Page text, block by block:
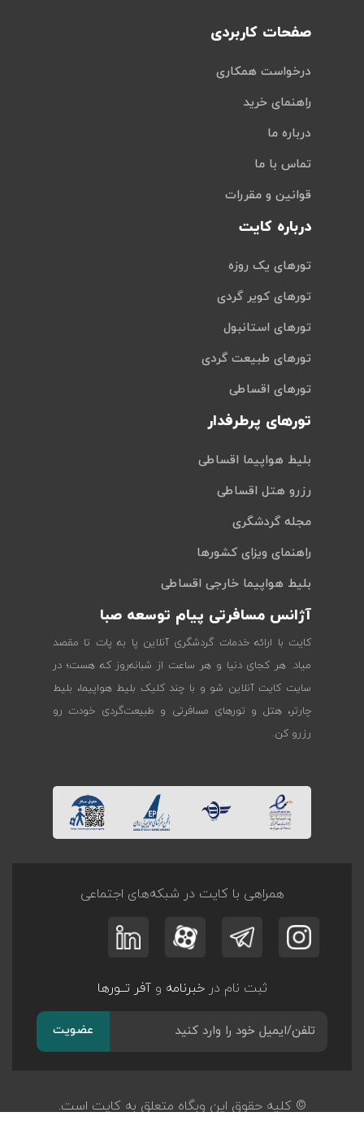
صفحات کاربردی
درخواست همکاری
راهنمای خرید
درباره ما
تماس با ما
قوانین و مقررات
درباره کایت
تورهای یک روزه
تورهای کویر گردی
تورهای استانبول
تورهای طبیعت گردی
تورهای اقساطی
تورهای پرطرفدار
بلیط هواپیما اقساطی
رزرو هتل اقساطی
مجله گردشگری
راهنمای ویزای کشورها
بلیط هواپیما خارجی اقساطی
آژانس مسافرتی پیام توسعه صبا
کایت با ارائه خدمات گردشگری آنلاین پا به پات تا مقصد
میاد. هر کجای دنیا و هر ساعت از شبانه‌روز که هست؛ در
سایت کایت آنلاین شو و با چند کلیک بلیط هواپیما، بلیط
چارتر، هتل و تورهای مسافرتی و طبیعت‌گردی خودت رو
رزرو کن.
همراهی با کایت در شبکه‌های اجتماعی
ثبت نام درخبرنامه وآفر تــورها
عضویت
© کلیه حقوق این وبگاه متعلق به کایت است.